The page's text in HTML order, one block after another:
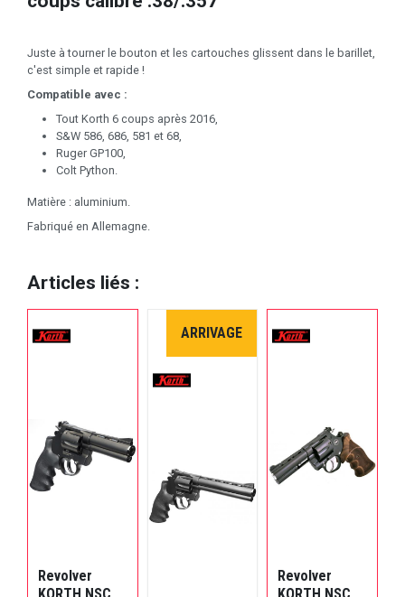
Juste à tourner le bouton et les cartouches glissent dans le barillet,
c'est simple et rapide !
Compatible avec :
Tout Korth 6 coups après 2016,
S&W 586, 686, 581 et 68,
Ruger GP100,
Colt Python.
Matière : aluminium.
Fabriqué en Allemagne.
Articles liés :
Revolver
ARRIVAGE
Revolver